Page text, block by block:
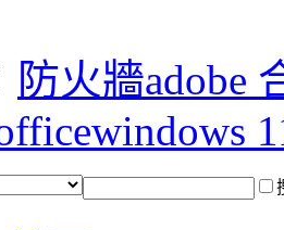
防火牆adobe
windows